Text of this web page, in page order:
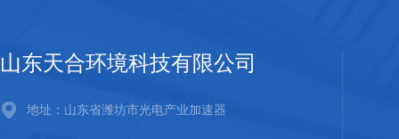
山东天合环境科技有限公司
地址：山东省潍坊市光电产业加速器